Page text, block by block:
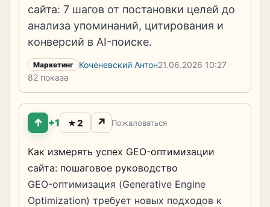
сайта: 7 шагов от постановки целей до
анализа упоминаний, цитирования и
конверсий в AI-поиске.
Маркетинг Коченевский Антон21.06.2026 10:27
82 показа
↑ +1 ★2 ↗ Пожаловаться
Как измерять успех GEO-оптимизации
сайта: пошаговое руководство
GEO-оптимизация (Generative Engine
Optimization) требует новых подходов к